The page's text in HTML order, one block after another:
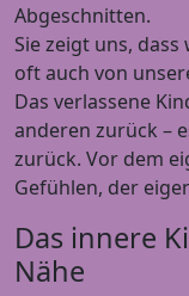
Abgeschnitten.
Sie zeigt uns,
oft auch von
Das verlassene
anderen zurück –
zurück. Vor dem
Gefühlen, der
Das innere
Nähe